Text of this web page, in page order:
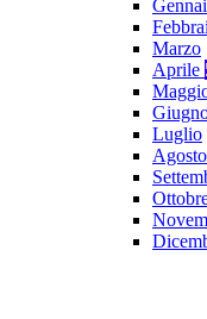
Marzo
Aprile
Luglio
Agosto